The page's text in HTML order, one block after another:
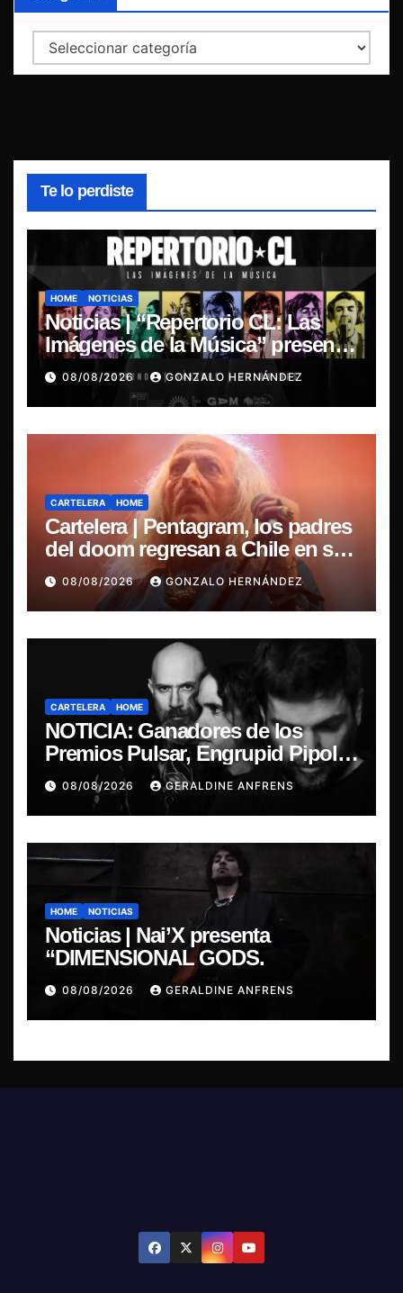
Categorías
Te lo perdiste
HOME NOTICIAS
Noticias | “Repertorio CL: Las
Imágenes de la Música” presenta
la esencia del nuevo sonido
nacional
08/08/2026 GONZALO HERNÁNDEZ
CARTELERA HOME
Cartelera | Pentagram, los padres
del doom regresan a Chile en su
última misa
08/08/2026 GONZALO HERNÁNDEZ
CARTELERA HOME
NOTICIA: Ganadores de los
Premios Pulsar, Engrupid Pipol
presentan show exclusivo.
08/08/2026 GERALDINE ANFRENS
HOME NOTICIAS
Noticias | Nai’X presenta
“DIMENSIONAL GODS.
08/08/2026 GERALDINE ANFRENS